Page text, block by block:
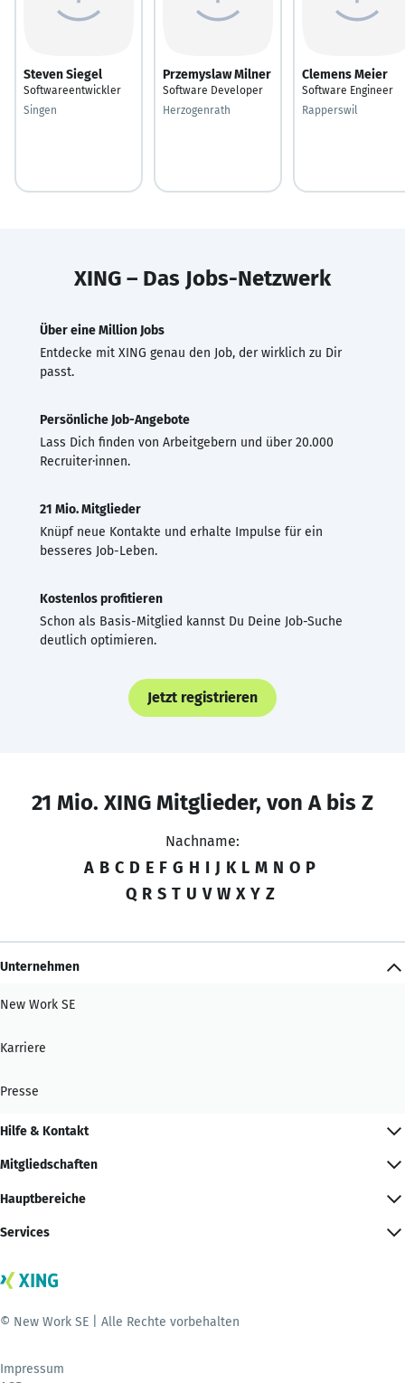
Steven Siegel
Softwareentwickler
Singen
Przemyslaw Milner
Software Developer
Herzogenrath
Clemens Meier
Software Engineer
Rapperswil
XING – Das Jobs-Netzwerk
Über eine Million Jobs
Entdecke mit XING genau den Job, der wirklich zu Dir
passt.
Persönliche Job-Angebote
Lass Dich finden von Arbeitgebern und über 20.000
Recruiter·innen.
21 Mio. Mitglieder
Knüpf neue Kontakte und erhalte Impulse für ein
besseres Job-Leben.
Kostenlos profitieren
Schon als Basis-Mitglied kannst Du Deine Job-Suche
deutlich optimieren.
Jetzt registrieren
21 Mio. XING Mitglieder, von A bis Z
Nachname:
A B C D E F G H I J K L M N O P
Q R S T U V W X Y Z
Unternehmen
New Work SE
Karriere
Presse
Hilfe & Kontakt
Mitgliedschaften
Hauptbereiche
Services
© New Work SE | Alle Rechte vorbehalten
Impressum